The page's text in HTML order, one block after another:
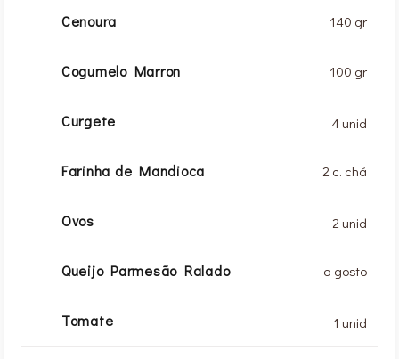
Cenoura 140 gr
Cogumelo Marron 100 gr
Curgete 4 unid
Farinha de Mandioca 2 c. chá
Ovos 2 unid
Queijo Parmesão Ralado a gosto
Tomate 1 unid